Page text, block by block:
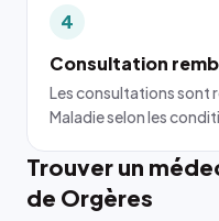
4
Consultation
Les consultations sont
Maladie selon les
Trouver un
de Orgères